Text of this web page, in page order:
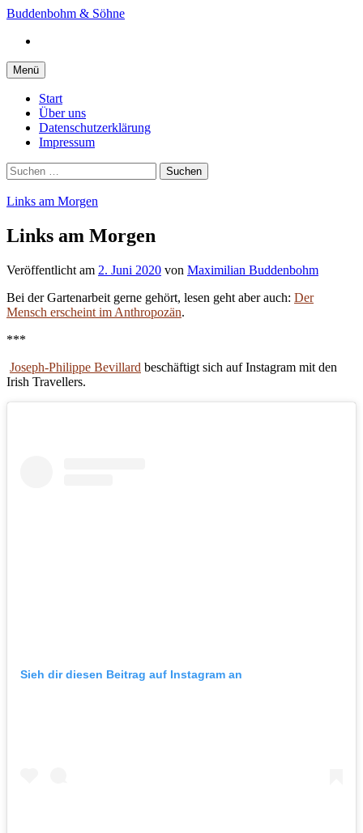
Springe
Inhalt
Buddenbohm & Söhne
Menü
Start
Über uns
Datenschutzerklärung
Impressum
Suchen
nach:
Links am Morgen
Links am Morgen
Veröffentlicht am 2. Juni 2020 von Maximilian Buddenbohm
Bei der Gartenarbeit gerne gehört, lesen geht aber auch: Der
Mensch erscheint im Anthropozän.
***
Joseph-Philippe Bevillard beschäftigt sich auf Instagram mit den
Irish Travellers.
Sieh dir diesen Beitrag auf Instagram an